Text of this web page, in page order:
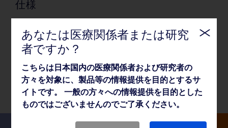
仕様
薬事・その他情報
製品基本仕様
あなたは医療関係者または研究
者ですか？
こちらは日本国内の医療関係者および研究者の
方々を対象に、製品等の情報提供を目的とするサ
イトです。 一般の方々への情報提供を目的とした
ものではございませんのでご了承ください。